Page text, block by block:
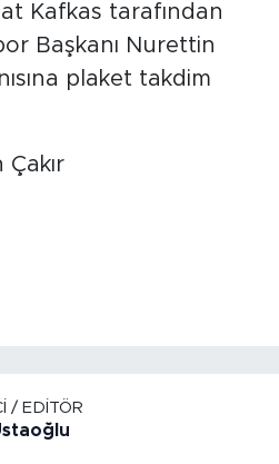
Kafkas tarafından
Başkanı Nurettin
plaket takdim
/ EDITÖR